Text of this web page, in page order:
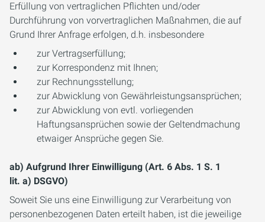
Erfüllung von vertraglichen Pflichten und/oder
Durchführung von vorvertraglichen Maßnahmen, die auf
Grund Ihrer Anfrage erfolgen, d.h. insbesondere
zur Vertragserfüllung;
zur Korrespondenz mit Ihnen;
zur Rechnungsstellung;
zur Abwicklung von Gewährleistungsansprüchen;
zur Abwicklung von evtl. vorliegenden
Haftungsansprüchen sowie der Geltendmachung
etwaiger Ansprüche gegen Sie.
ab) Aufgrund Ihrer Einwilligung (Art. 6 Abs. 1 S. 1
lit. a) DSGVO)
Soweit Sie uns eine Einwilligung zur Verarbeitung von
personenbezogenen Daten erteilt haben, ist die jeweilige